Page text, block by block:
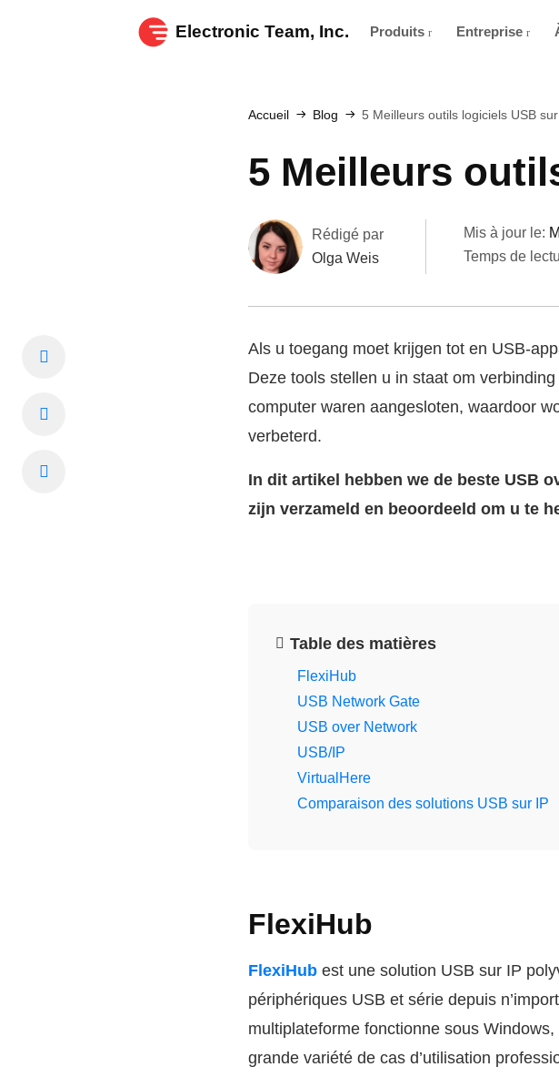
Electronic Team, Inc. Produits Entreprise
Accueil Blog 5 Meilleurs outils logiciels USB
5 Meilleurs
Rédigé par
Olga Weis
Mis à jour le:
Temps de
Als u toegang moet krijgen tot en USB-
Deze tools stellen u in staat om
computer waren aangesloten, waardoor
verbeterd.
In dit artikel hebben we de beste USB
zijn verzameld en beoordeeld om u te
Table des matières
FlexiHub
USB Network Gate
USB over Network
USB/IP
VirtualHere
Comparaison des solutions USB sur IP
FlexiHub
FlexiHub est une solution USB sur IP
périphériques USB et série depuis
multiplateforme fonctionne sous
grande variété de cas d’utilisation